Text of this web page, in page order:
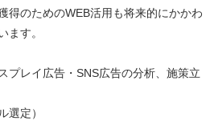
得のためのWEB活用も将来的にかかわ
ます。
プレイ広告・SNS広告の分析、施策立
選定）